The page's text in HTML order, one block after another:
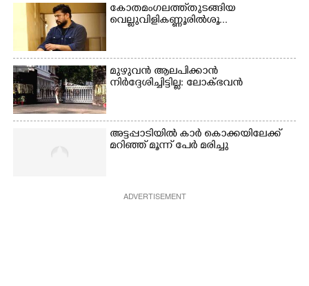
കോതമംഗലത്ത് തുടങ്ങിയ
വെല്ലുവിളി കണ്ണൂരിൽ ശൂ...
മുഴുവൻ ആലപിക്കാൻ
നിർദ്ദേശിച്ചിട്ടില്ല: ലോക്ഭവൻ
അട്ടപ്പാടിയിൽ കാർ കൊക്കയിലേക്ക്
മറിഞ്ഞ് മൂന്ന് പേർ മരിച്ചു
ADVERTISEMENT